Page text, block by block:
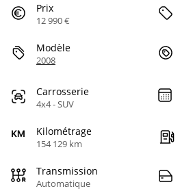
Prix
12 990 €
Modèle
2008
Carrosserie
4x4 - SUV
Kilométrage
154 129 km
Transmission
Automatique